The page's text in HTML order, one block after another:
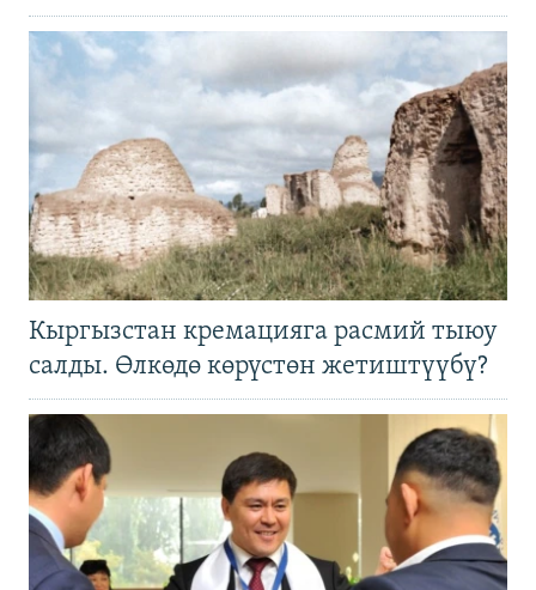
Кыргызстан кремацияга расмий тыюу
салды. Өлкөдө көрүстөн жетиштүүбү?